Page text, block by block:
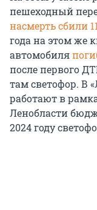
пешеходный
насмерть сбили
года на этом же
автомобиля
после первого
там светофор. В
работают в
Ленобласти
2024 году